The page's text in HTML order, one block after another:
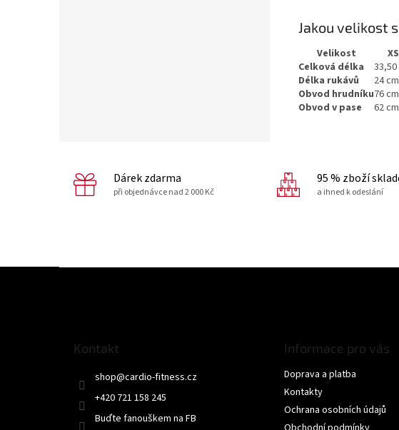
Jakou velikost
Velikost XS
Celková délka
Délka rukávů
24 cm
Obvod hrudníku76 cm
Obvod v pase
62 cm
Dárek zdarma
při objednávce nad 2 000 Kč
95 % zboží
a ihned k odeslání
Kontakt
shop@cardio-fitness.cz
+420 721 158 245
Buďte fanouškem na FB
Informace pro vás
Doprava a platba
Kontakty
Ochrana osobních údajů